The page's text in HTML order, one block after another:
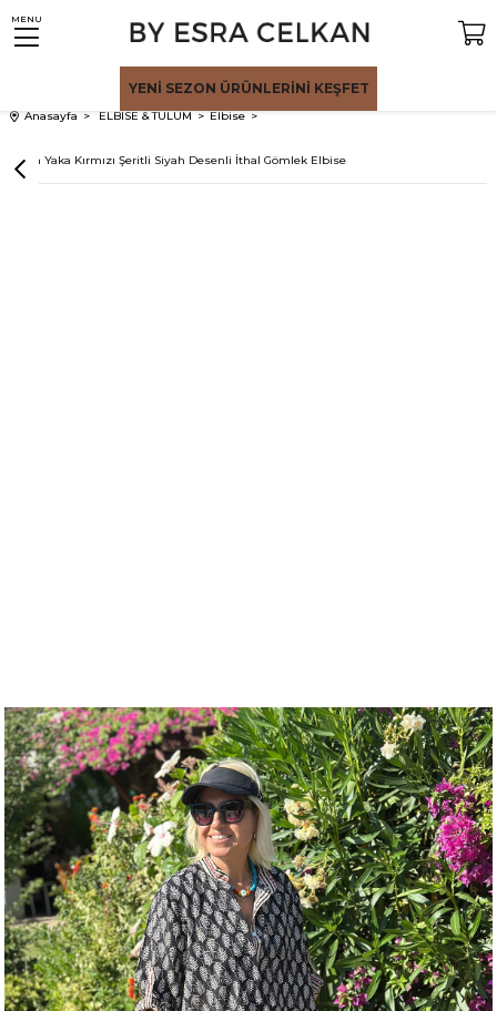
MENU
YENİ SEZON ÜRÜNLERİNİ KEŞFET
Anasayfa ELBİSE & TULUM Elbise
Siyah Yaka Kırmızı Şeritli Siyah Desenli İthal Gömlek Elbise